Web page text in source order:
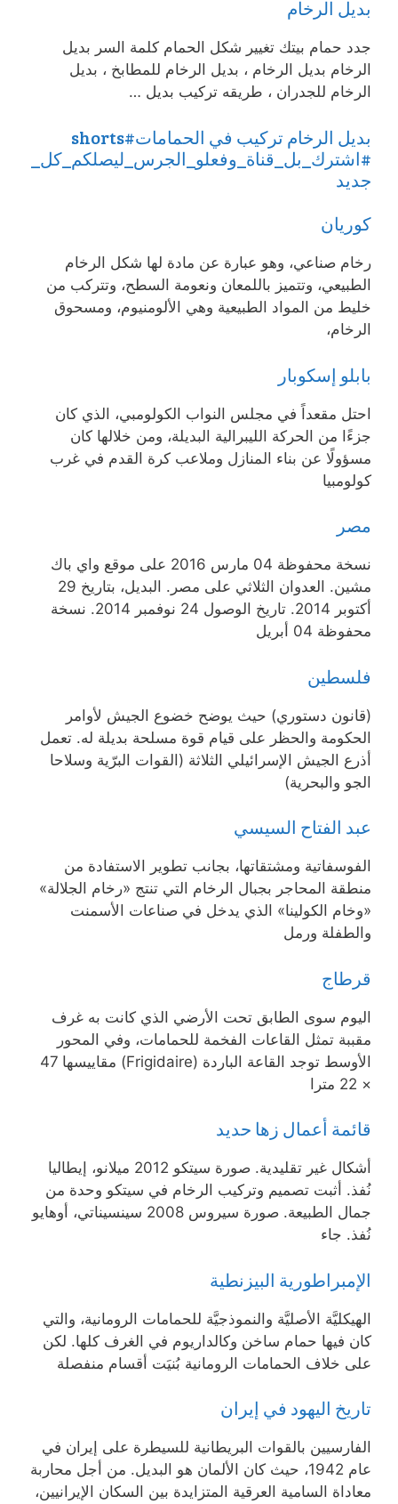
بديل الرخام
جدد حمام بيتك تغيير شكل الحمام كلمة السر بديل
الرخام بديل الرخام ، بديل الرخام للمطابخ ، بديل
الرخام للجدران ، طريقه تركيب بديل …
بديل الرخام تركيب في الحمامات#shorts
#اشترك_بل_قناة_وفعلو_الجرس_ليصلكم_كل_
جديد
كوريان
رخام صناعي، وهو عبارة عن مادة لها شكل الرخام
الطبيعي، وتتميز باللمعان ونعومة السطح، وتتركب من
خليط من المواد الطبيعية وهي الألومنيوم، ومسحوق
الرخام،
بابلو إسكوبار
احتل مقعداً في مجلس النواب الكولومبي، الذي كان
جزءًا من الحركة الليبرالية البديلة، ومن خلالها كان
مسؤولًا عن بناء المنازل وملاعب كرة القدم في غرب
كولومبيا
مصر
نسخة محفوظة 04 مارس 2016 على موقع واي باك
مشين. العدوان الثلاثي على مصر. البديل، بتاريخ 29
أكتوبر 2014. تاريخ الوصول 24 نوفمبر 2014. نسخة
محفوظة 04 أبريل
فلسطين
(قانون دستوري) حيث يوضح خضوع الجيش لأوامر
الحكومة والحظر على قيام قوة مسلحة بديلة له. تعمل
أذرع الجيش الإسرائيلي الثلاثة (القوات البرّية وسلاحا
الجو والبحرية)
عبد الفتاح السيسي
الفوسفاتية ومشتقاتها، بجانب تطوير الاستفادة من
منطقة المحاجر بجبال الرخام التي تنتج «رخام الجلالة»
«وخام الكولينا» الذي يدخل في صناعات الأسمنت
والطفلة ورمل
قرطاج
اليوم سوى الطابق تحت الأرضي الذي كانت به غرف
مقببة تمثل القاعات الفخمة للحمامات، وفي المحور
الأوسط توجد القاعة الباردة (Frigidaire) مقاييسها 47
× 22 مترا
قائمة أعمال زها حديد
أشكال غير تقليدية. صورة سيتكو 2012 ميلانو، إيطاليا
نُفذ. أثبت تصميم وتركيب الرخام في سيتكو وحدة من
جمال الطبيعة. صورة سيروس 2008 سينسيناتي، أوهايو
نُفذ. جاء
الإمبراطورية البيزنطية
الهيكليَّة الأصليَّة والنموذجيَّة للحمامات الرومانية، والتي
كان فيها حمام ساخن وكالداريوم في الغرف كلها. لكن
على خلاف الحمامات الرومانية بُنيَت أقسام منفصلة
تاريخ اليهود في إيران
الفارسيين بالقوات البريطانية للسيطرة على إيران في
عام 1942، حيث كان الألمان هو البديل. من أجل محاربة
معاداة السامية العرقية المتزايدة بين السكان الإيرانيين،